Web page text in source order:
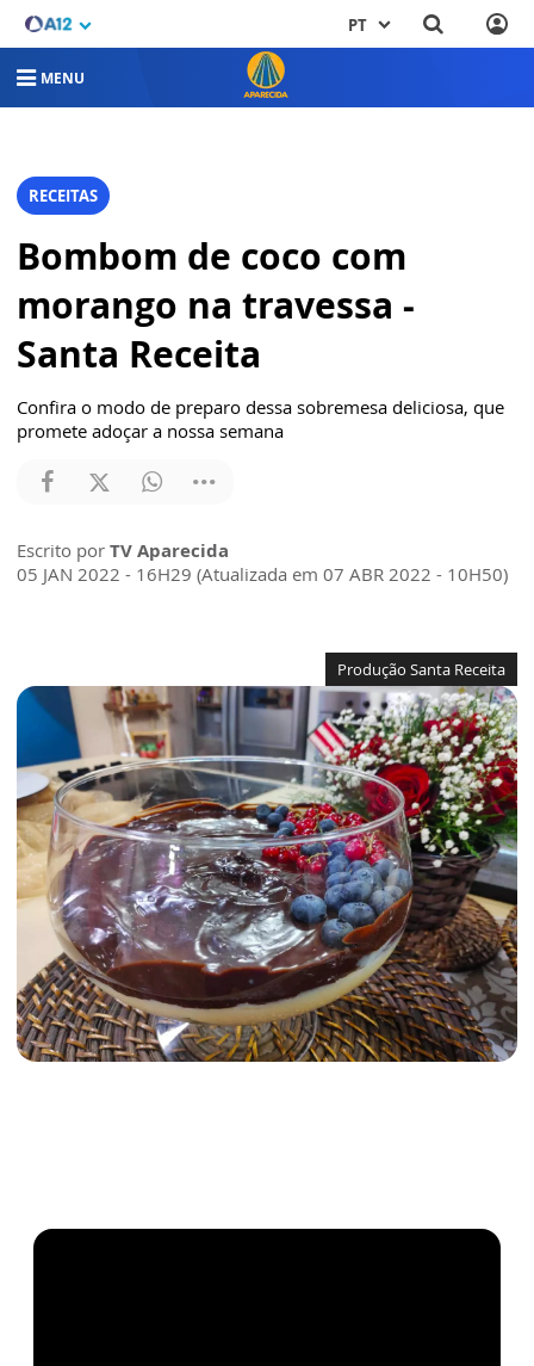
PT
MENU
RECEITAS
Bombom de coco com
morango na travessa -
Santa Receita
Confira o modo de preparo dessa sobremesa deliciosa, que
promete adoçar a nossa semana
Escrito por TV Aparecida
05 JAN 2022 - 16H29 (Atualizada em 07 ABR 2022 - 10H50)
Produção Santa Receita